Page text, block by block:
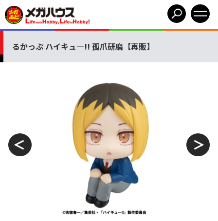
るかっぷ ハイキュ―!! 孤爪研磨【再販】